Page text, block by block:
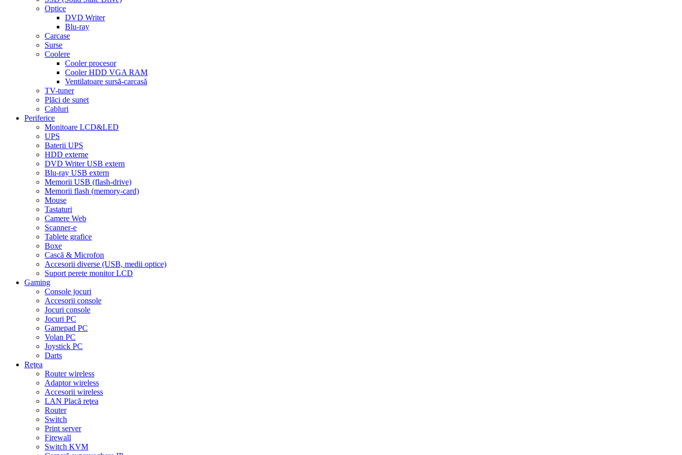
Optice
DVD Writer
Blu-ray
Carcase
Surse
Coolere
Cooler procesor
Cooler HDD VGA RAM
Ventilatoare sursă-carcasă
TV-tuner
Plăci de sunet
Cabluri
Periferice
Monitoare LCD&LED
UPS
Baterii UPS
HDD externe
DVD Writer USB extern
Blu-ray USB extern
Memorii USB (flash-drive)
Memorii flash (memory-card)
Mouse
Tastaturi
Camere Web
Scanner-e
Tablete grafice
Boxe
Cască & Microfon
Accesorii diverse (USB, medii optice)
Suport perete monitor LCD
Gaming
Console jocuri
Accesorii console
Jocuri console
Jocuri PC
Gamepad PC
Volan PC
Joystick PC
Darts
Reţea
Router wireless
Adaptor wireless
Accesorii wireless
LAN Placă reţea
Router
Switch
Print server
Firewall
Switch KVM